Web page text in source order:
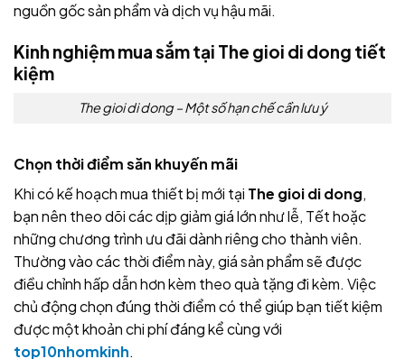
nguồn gốc sản phẩm và dịch vụ hậu mãi.
Kinh nghiệm mua sắm tại The gioi di dong tiết
kiệm
The gioi di dong – Một số hạn chế cần lưu ý
Chọn thời điểm săn khuyến mãi
Khi có kế hoạch mua thiết bị mới tại The gioi di dong,
bạn nên theo dõi các dịp giảm giá lớn như lễ, Tết hoặc
những chương trình ưu đãi dành riêng cho thành viên.
Thường vào các thời điểm này, giá sản phẩm sẽ được
điều chỉnh hấp dẫn hơn kèm theo quà tặng đi kèm. Việc
chủ động chọn đúng thời điểm có thể giúp bạn tiết kiệm
được một khoản chi phí đáng kể cùng với
top10nhomkinh.